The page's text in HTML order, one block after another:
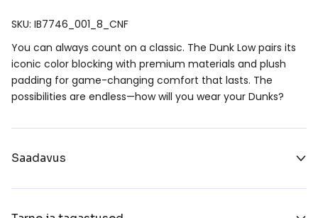
SKU: IB7746_001_8_CNF
You can always count on a classic. The Dunk Low pairs its
iconic color blocking with premium materials and plush
padding for game-changing comfort that lasts. The
possibilities are endless—how will you wear your Dunks?
Saadavus